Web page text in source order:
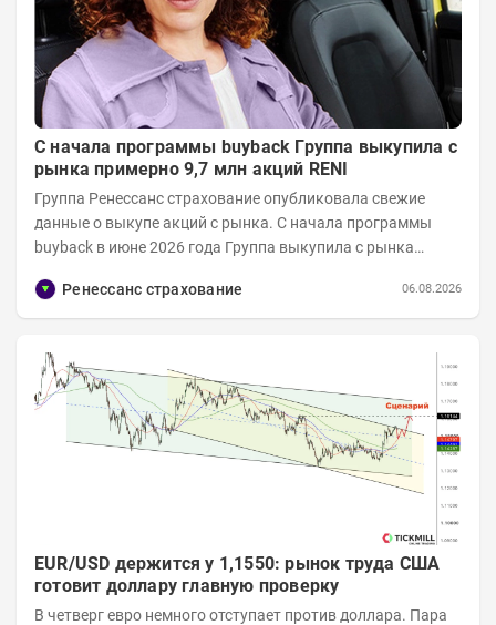
С начала программы buyback Группа выкупила с
рынка примерно 9,7 млн акций RENI
Группа Ренессанс страхование опубликовала свежие
данные о выкупе акций с рынка. C начала программы
buyback в июне 2026 года Группа выкупила с рынка
Ренессанс страхование
06.08.2026
EUR/USD держится у 1,1550: рынок труда США
готовит доллару главную проверку
В четверг евро немного отступает против доллара. Пара